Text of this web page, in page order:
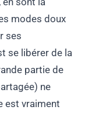
modes doux
ses
se libérer de la
partie de
ne
est vraiment